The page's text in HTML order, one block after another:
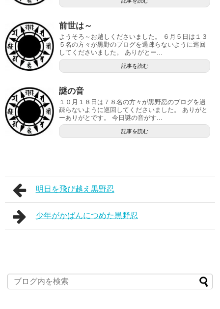
前世は～
ようそろ～お越しくださいました。 ６月５日は１３
５名の方々が黒野のブログを過疎らないように巡回
してくださいました。 ありがとー...
記事を読む
謎の音
１０月１８日は７８名の方々が黒野忍のブログを過
疎らないように巡回してくださいました。 ありがと
ーありがとです。 今日謎の音がす...
記事を読む
明日を飛び越え黒野忍
少年がかばんにつめた黒野忍